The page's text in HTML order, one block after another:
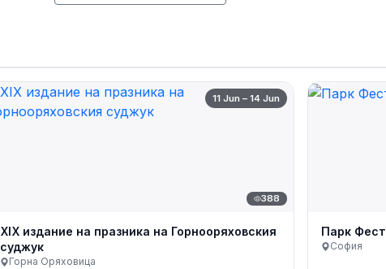
11 Jun – 14 Jun
388
XIX издание на празника на Горнооряховския
суджук
Горна Оряховица
Парк Фест
София